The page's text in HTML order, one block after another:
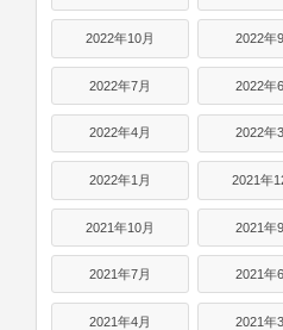
2022年10月 2022年
2022年7月 2022年
2022年4月 2022年
2022年1月 2021年
2021年10月 2021年
2021年7月 2021年
2021年4月 2021年